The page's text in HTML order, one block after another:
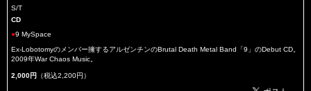
S/T
CD
●9 MySpace
Ex-Lobotomyのメンバー擁するアルゼンチンのBrutal Death Metal Band「9」のDebut CD。
2009年War Chaos Music。
2,000円 （税込2,200円）